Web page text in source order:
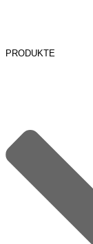
PRODUKTE